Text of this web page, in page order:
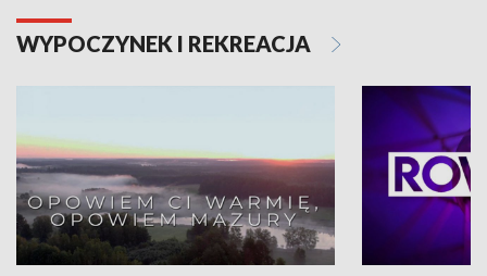
WYPOCZYNEK I REKREACJA